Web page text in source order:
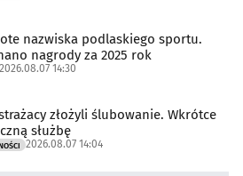
nazwiska podlaskiego sportu.
nagrody za 2025 rok
2026.08.07 14:30
złożyli ślubowanie. Wkrótce
służbę
2026.08.07 14:04